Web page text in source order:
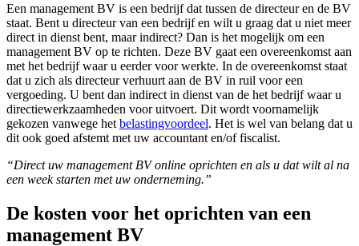
Een management BV is een bedrijf dat tussen de directeur en de BV
staat. Bent u directeur van een bedrijf en wilt u graag dat u niet meer
direct in dienst bent, maar indirect? Dan is het mogelijk om een
management BV op te richten. Deze BV gaat een overeenkomst aan
met het bedrijf waar u eerder voor werkte. In de overeenkomst staat
dat u zich als directeur verhuurt aan de BV in ruil voor een
vergoeding. U bent dan indirect in dienst van de het bedrijf waar u
directiewerkzaamheden voor uitvoert. Dit wordt voornamelijk
gekozen vanwege het belastingvoordeel. Het is wel van belang dat u
dit ook goed afstemt met uw accountant en/of fiscalist.
“Direct uw management BV online oprichten en als u dat wilt al na
een week starten met uw onderneming.”
De kosten voor het oprichten van een
management BV